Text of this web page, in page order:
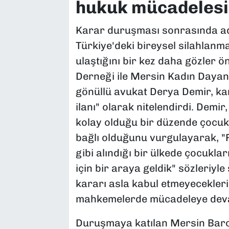
hukuk mücadelesi
Karar duruşması sonrasında
Türkiye'deki bireysel
ulaştığını bir kez daha gözler
Derneği ile Mersin Kadın
gönüllü avukat Derya Demir,
ilanı" olarak nitelendirdi.
kolay olduğu bir düzende
bağlı olduğunu vurgulayarak,
gibi alındığı bir ülkede
için bir araya geldik" sözleriyle
kararı asla kabul
mahkemelerde mücadeleye
Duruşmaya katılan Mersin